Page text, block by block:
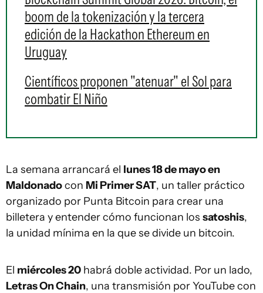
boom de la tokenización y la tercera
edición de la Hackathon Ethereum en
Uruguay
Científicos proponen "atenuar" el Sol para
combatir El Niño
La semana arrancará el lunes 18 de mayo en
Maldonadocon Mi Primer SAT, un taller práctico
organizado por Punta Bitcoin para crear una
billetera y entender cómo funcionan los satoshis,
la unidad mínima en la que se divide un bitcoin.
El miércoles 20 habrá doble actividad. Por un lado,
Letras On Chain, una transmisión por YouTube con